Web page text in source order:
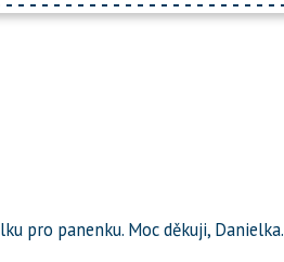
pro panenku. Moc děkuji, Danielka.